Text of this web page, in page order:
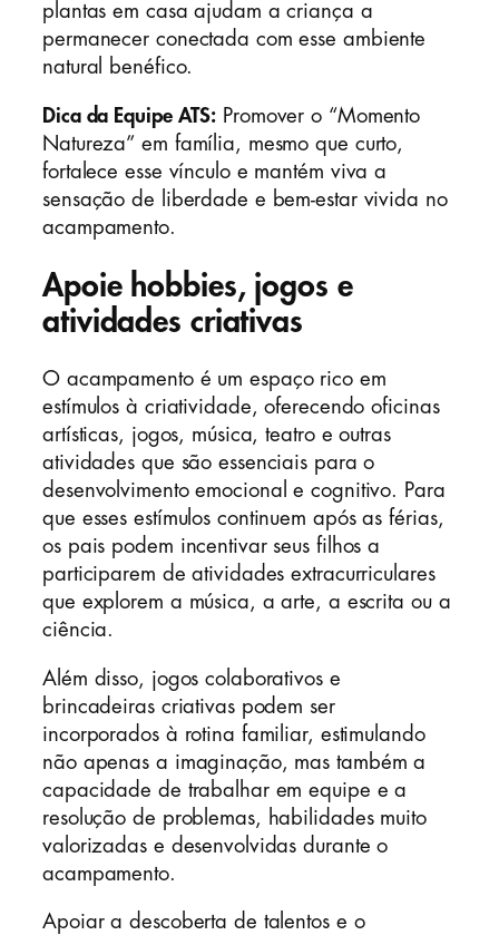
plantas em casa ajudam a criança a
permanecer conectada com esse ambiente
natural benéfico.
Dica da Equipe ATS: Promover o “Momento
Natureza” em família, mesmo que curto,
fortalece esse vínculo e mantém viva a
sensação de liberdade e bem-estar vivida no
acampamento.
Apoie hobbies, jogos e
atividades criativas
O acampamento é um espaço rico em
estímulos à criatividade, oferecendo oficinas
artísticas, jogos, música, teatro e outras
atividades que são essenciais para o
desenvolvimento emocional e cognitivo. Para
que esses estímulos continuem após as férias,
os pais podem incentivar seus filhos a
participarem de atividades extracurriculares
que explorem a música, a arte, a escrita ou a
ciência.
Além disso, jogos colaborativos e
brincadeiras criativas podem ser
incorporados à rotina familiar, estimulando
não apenas a imaginação, mas também a
capacidade de trabalhar em equipe e a
resolução de problemas, habilidades muito
valorizadas e desenvolvidas durante o
acampamento.
Apoiar a descoberta de talentos e o